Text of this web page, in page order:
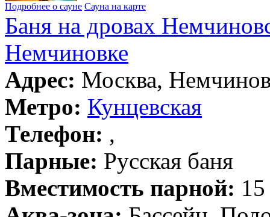
Подробнее о сауне Сауна на карте
Баня на дровах
Немчиновке
Адрес: Москва,
Метро: Кунцевская
Телефон: ,
Парные: Русская баня
Вместимость парной: